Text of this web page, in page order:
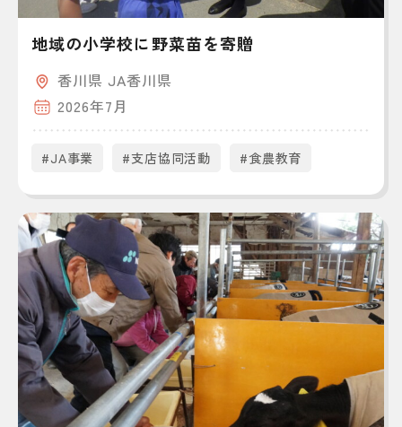
地域の小学校に野菜苗を寄贈
香川県 JA香川県
2026年7月
#JA事業 #支店協同活動 #食農教育